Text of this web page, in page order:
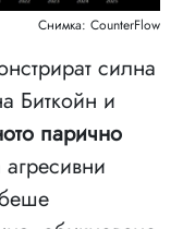
Снимка: CounterFlow
силна
Биткойн и
парично